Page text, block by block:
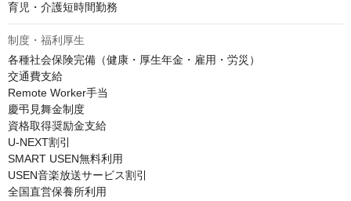
育児・介護短時間勤務
制度・福利厚生
各種社会保険完備（健康・厚生年金・雇用・労災）
交通費支給
Remote Worker手当
慶弔見舞金制度
資格取得奨励金支給
U-NEXT割引
SMART USEN無料利用
USEN音楽放送サービス割引
全国直営保養所利用